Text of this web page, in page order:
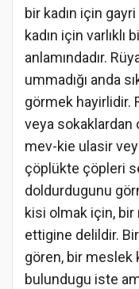
bir kadın için
kadın için
anlamındadır.
ummadığı anda
görmek hayirlidir.
veya sokaklardan
mev-kie ulasir
çöplükte çöpleri
doldurdugunu
kisi olmak için,
ettigine delildir.
gören, bir meslek
bulundugu iste